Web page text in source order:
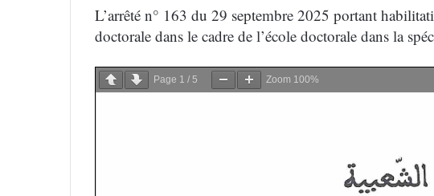
L’arrêté n° 163 du 29 septembre 2025 portant
doctorale dans le cadre de l’école doctorale dans la
Page 1 / 5 Zoom 100%